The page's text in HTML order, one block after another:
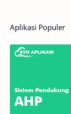
Aplikasi Populer